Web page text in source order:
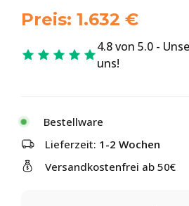
Preis: 1.632 €
4.8 von 5.0 -
uns!
Bestellware
Lieferzeit: 1-2 Wochen
Versandkostenfrei ab 50€